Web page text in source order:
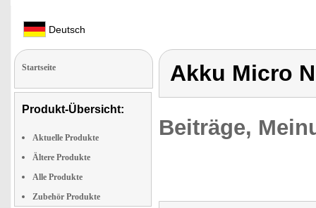
Deutsch
Startseite
Produkt-Übersicht:
Aktuelle Produkte
Ältere Produkte
Alle Produkte
Zubehör Produkte
Akku Micro
Beiträge,